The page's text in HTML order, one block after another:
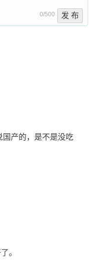
0/500 发 布
国产的，是不是没吃
。